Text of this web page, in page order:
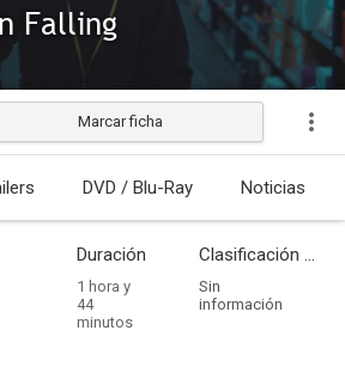
Falling
Estrenada
Marcar ficha
DVD / Blu-Ray Noticias
Duración
1 hora y
44
minutos
Clasificación por edades
Sin
información